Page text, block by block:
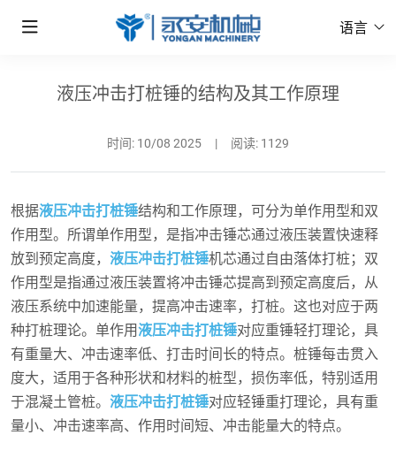
语言
液压冲击打桩锤的结构及其工作原理
时间: 10/08 2025 | 阅读: 1129
根据液压冲击打桩锤结构和工作原理，可分为单作用型和双
作用型。所谓单作用型，是指冲击锤芯通过液压装置快速释
放到预定高度， 液压冲击打桩锤机芯通过自由落体打桩；双
作用型是指通过液压装置将冲击锤芯提高到预定高度后，从
液压系统中加速能量，提高冲击速率，打桩。这也对应于两
种打桩理论。单作用液压冲击打桩锤对应重锤轻打理论，具
有重量大、冲击速率低、打击时间长的特点。桩锤每击贯入
度大，适用于各种形状和材料的桩型，损伤率低，特别适用
于混凝土管桩。 液压冲击打桩锤对应轻锤重打理论，具有重
量小、冲击速率高、作用时间短、冲击能量大的特点。